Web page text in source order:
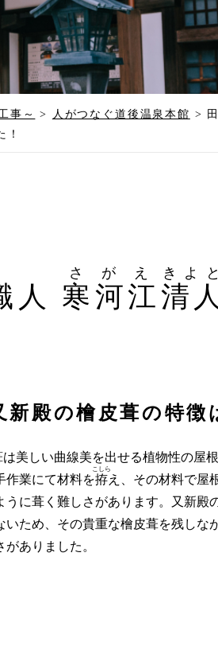
事～ > 人がつなぐ道後温泉本館 >
！
人 寒河江
さがえ
清人
きよと
新殿の檜皮葺の特徴
美しい曲線美を出せる植物性の屋
作業にて材料を拵
こしら
え、その材料で屋
うに葺く難しさがあります。又新殿
いため、その貴重な檜皮葺を残しな
がありました。